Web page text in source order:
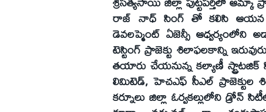
రాజ్ నాధ్ సింగ్ తో కలిసి ఆయన
డెవలప్మెంట్ ఏజెన్సీ ఆధ్వర్యంలోని
టెస్టింగ్ ప్రాజెక్టు శిలాఫలకాన్ని
తయారు చేయనున్న కల్యాణీ స్ట్రాటజిక్
లిమిటెడ్, హెచఎఫ్ సీఎల్ ప్రాజెక్టుల
కర్నూలు జిల్లా ఓర్వకల్లులోని